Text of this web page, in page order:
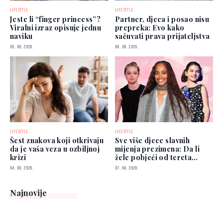
LIFESTYLE
Jeste li “finger princess”?
Viralni izraz opisuje jednu
naviku
05. 08. 2026.
LIFESTYLE
Partner, djeca i posao nisu
prepreka: Evo kako
sačuvati prava prijateljstva
06. 08. 2026.
LIFESTYLE
Šest znakova koji otkrivaju
da je vaša veza u ozbiljnoj
krizi
04. 08. 2026.
LIFESTYLE
Sve više djece slavnih
mijenja prezimena: Da li
žele pobjeći od tereta
poznatih roditelja?
07. 08. 2026.
Najnovije